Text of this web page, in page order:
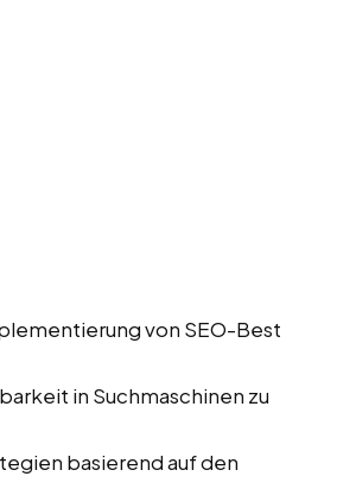
von SEO-Best
in Suchmaschinen zu
basierend auf den